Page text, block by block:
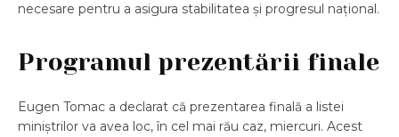
necesare pentru a asigura stabilitatea și progresul național.
Programul prezentării finale
Eugen Tomac a declarat că prezentarea finală a listei
miniștrilor va avea loc, în cel mai rău caz, miercuri. Acest